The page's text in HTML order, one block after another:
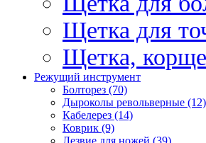
Щетка для
Щетка,
Режущий инструмент
Болторез (70)
Дыроколы револьверные (12)
Кабелерез (14)
Коврик (9)
Лезвие для ножей (39)